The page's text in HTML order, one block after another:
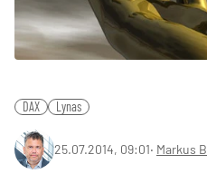
DAX Lynas
25.07.2014, 09:01‧ Markus